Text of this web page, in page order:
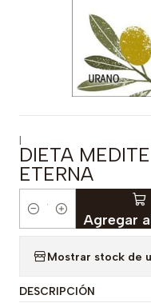
|
DIETA
ETERNA
Cantidad Agregar
Mostrar stock de
DESCRIPCIÓN